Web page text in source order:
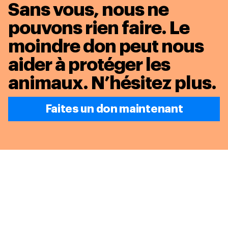
Sans vous, nous ne
pouvons rien faire. Le
moindre don peut nous
aider à protéger les
animaux. N’hésitez plus.
Faites un don maintenant